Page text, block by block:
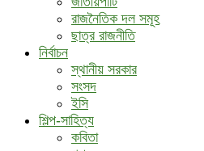
রাজনৈতিক দল সমূহ
ছাত্র রাজনীতি
নির্বাচন
স্থানীয় সরকার
সংসদ
ইসি
শিল্প-সাহিত্য
কবিতা